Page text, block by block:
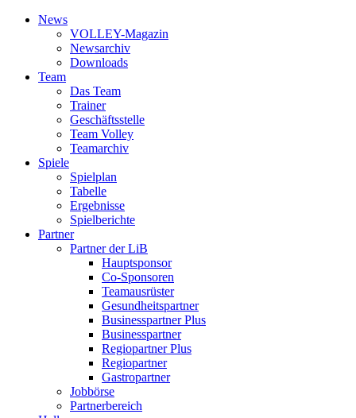
News
VOLLEY-Magazin
News­archiv
Downloads
Team
Das Team
Trainer
Geschäfts­stelle
Team Volley
Team­archiv
Spiele
Spielplan
Tabelle
Ergebnisse
Spielberichte
Partner
Partner der LiB
Haupt­sponsor
Co-Sponsoren
Team­ausrüster
Gesundheits­partner
Businesspartner Plus
Business­partner
Regiopartner Plus
Regio­partner
Gastropartner
Jobbörse
Partnerbereich